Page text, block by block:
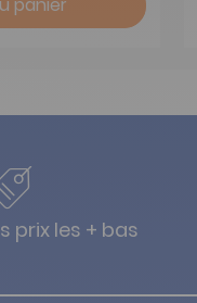
panier
prix les + bas